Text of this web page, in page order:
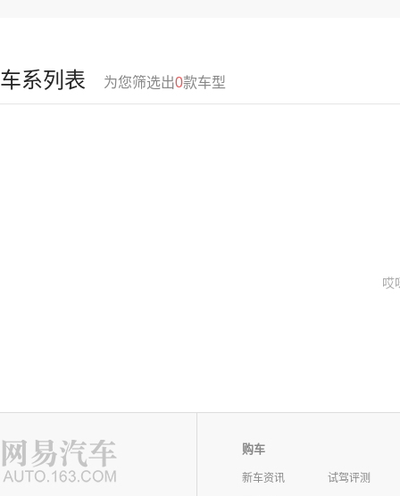
车系列表 为您筛选出0款车型
哎
购车
新车资讯
试驾评测